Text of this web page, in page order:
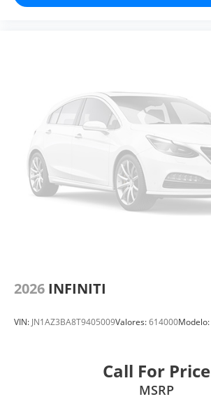
2026 INFINITI
VIN: JN1AZ3BA8T9405009Valores:614000Modelo:
Call For Price
MSRP